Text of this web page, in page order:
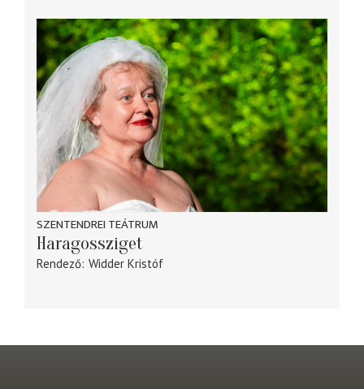
SZENTENDREI TEÁTRUM
Haragossziget
Rendező Widder Kristóf